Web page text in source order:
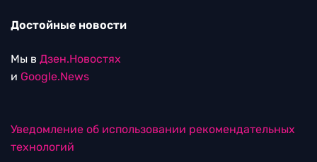
Достойные новости
Мы в Дзен.Новостях
и Google.News
Уведомление об использовании рекомендательных
технологий